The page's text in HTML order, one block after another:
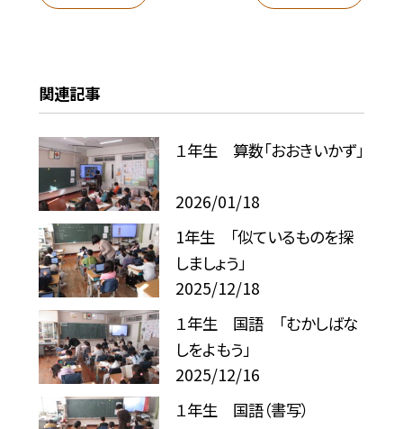
関連記事
１年生 算数「おおきいかず」
2026/01/18
1年生 「似ているものを探
しましょう」
2025/12/18
１年生 国語 「むかしばな
しをよもう」
2025/12/16
１年生 国語（書写）